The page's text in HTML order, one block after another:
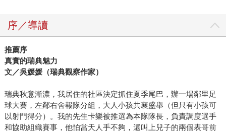
序／導讀
推薦序
真實的瑞典魅力
文／吳媛媛（瑞典觀察作家）
瑞典秋意漸濃，我居住的社區決定抓住夏季尾巴，辦一場鄰里足
球大賽，左鄰右舍報隊分組，大人小孩共襄盛舉（但只有小孩可
以射門得分）。我的先生卡樂被推選為本隊隊長，負責調度選手
和協助組織賽事，他怕當天人手不夠，還叫上兒子的兩個表哥前